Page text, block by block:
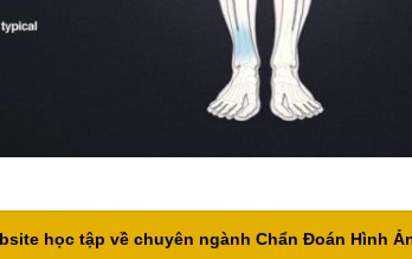
học tập về chuyên ngành Chẩn Đoán Hình